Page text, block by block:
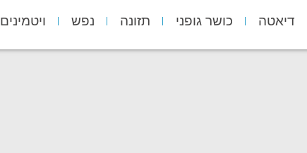
דיאטה כושר גופני תזונה נפש ויטמינים